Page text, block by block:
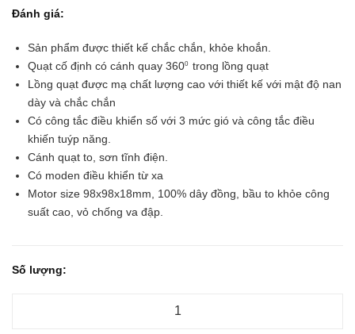
Đánh giá:
Sản phẩm được thiết kế chắc chắn, khỏe khoắn.
Quạt cố định có cánh quay 3600 trong lồng quạt
Lồng quạt được mạ chất lượng cao với thiết kế với mật độ nan
dày và chắc chắn
Có công tắc điều khiển số với 3 mức gió và công tắc điều
khiến tuýp năng.
Cánh quạt to, sơn tĩnh điện.
Có moden điều khiển từ xa
Motor size 98x98x18mm, 100% dây đồng, bầu to khỏe công
suất cao, vỏ chống va đập.
Số lượng: